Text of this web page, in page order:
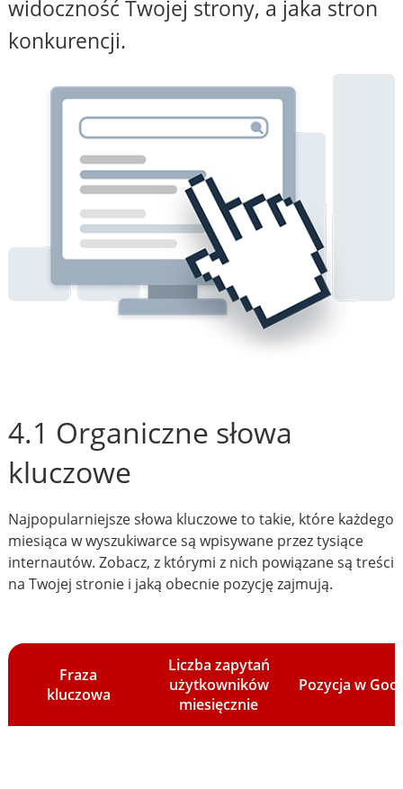
widoczność Twojej strony, a jaka stron
konkurencji.
4.1 Organiczne słowa
kluczowe
Najpopularniejsze słowa kluczowe to takie, które każdego
miesiąca w wyszukiwarce są wpisywane przez tysiące
internautów. Zobacz, z którymi z nich powiązane są treści
na Twojej stronie i jaką obecnie pozycję zajmują.
Fraza
kluczowa
Liczba zapytań
użytkowników
miesięcznie
Pozycja w